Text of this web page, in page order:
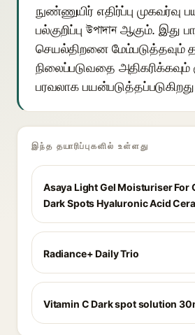
நுண்ணுயிர் எதிர்ப்பு முகவர்வு
பல்குறிப்பு উপাদান ஆகும். இது
செயல்திறனை மேம்படுத்தவும்
நிலைப்படுவதை அதிகரிக்கவும்
பரவலாக
இந்த தயாரிப்புகளில் உள்ளது
Asaya Light Gel Moisturiser For
Dark Spots Hyaluronic Acid
Radiance+ Daily Trio
Vitamin C Dark spot solution